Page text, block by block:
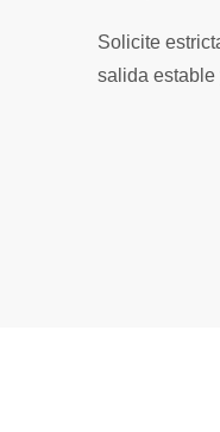
Solicite
salida estable